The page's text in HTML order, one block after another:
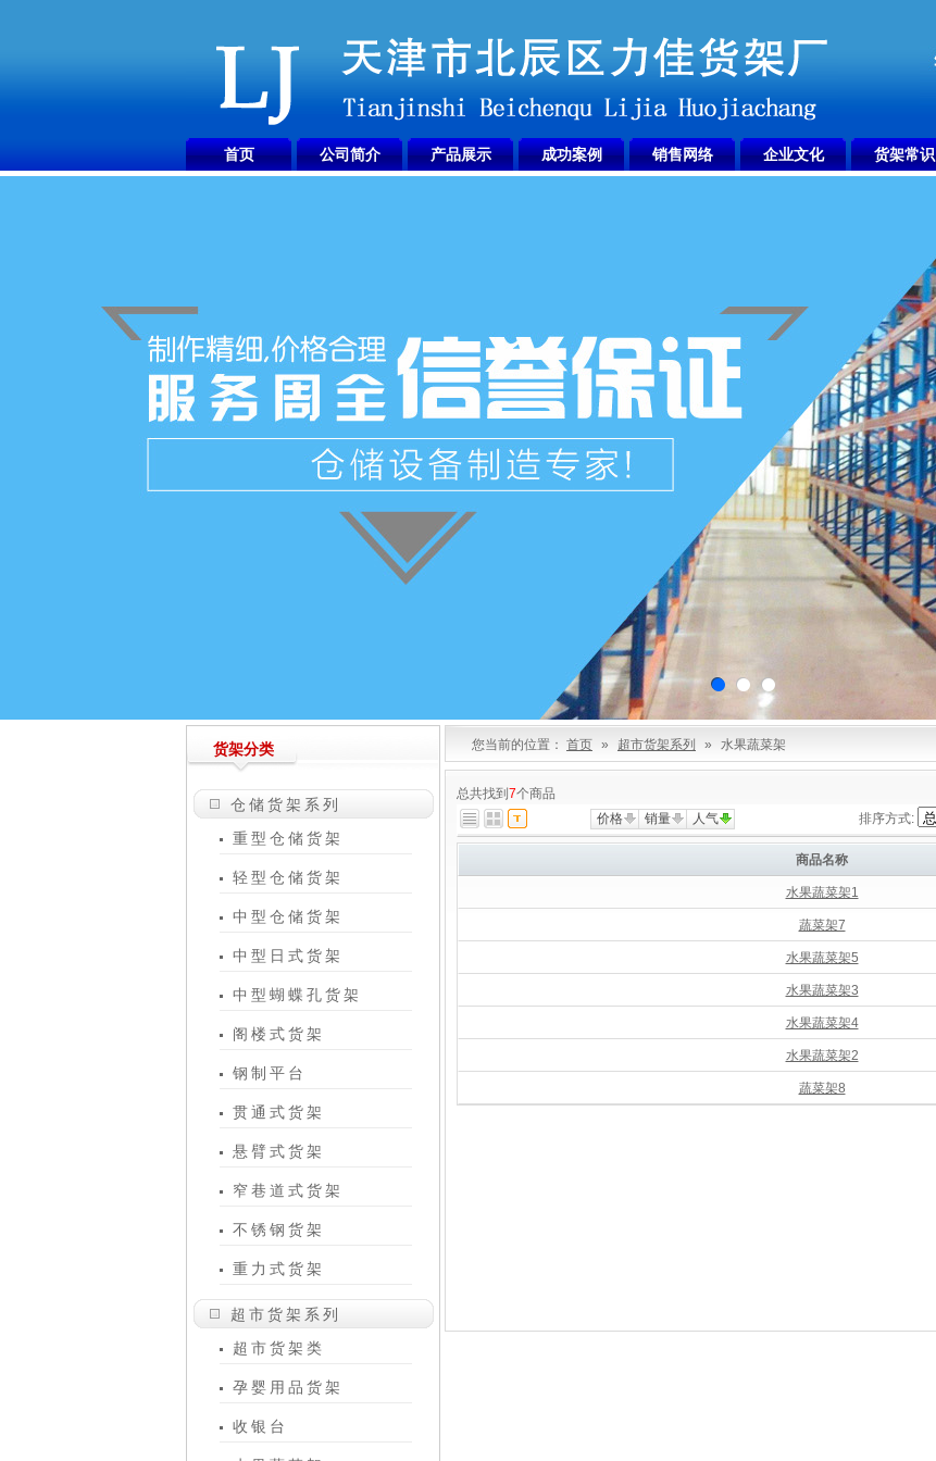
首页 公司简介 产品展示 成功案例 销售网络 企业文化 货架常识
货架分类
仓储货架系列
重型仓储货架
轻型仓储货架
中型仓储货架
中型日式货架
中型蝴蝶孔货架
阁楼式货架
钢制平台
贯通式货架
悬臂式货架
窄巷道式货架
不锈钢货架
重力式货架
超市货架系列
超市货架类
孕婴用品货架
收银台
您当前的位置： 首页 » 超市货架系列 » 水果蔬菜架
总共找到 7个商品
价格
销量 人气 排序方式:
商品名称
水果蔬菜架1
蔬菜架7
水果蔬菜架5
水果蔬菜架3
水果蔬菜架4
水果蔬菜架2
蔬菜架8